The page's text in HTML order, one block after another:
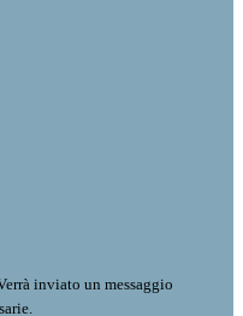
inviato un messaggio